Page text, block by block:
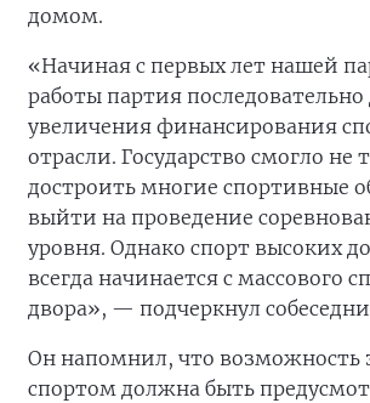
домом.
«Начиная с первых лет нашей
работы партия последовательно
увеличения финансирования
отрасли. Государство смогло не
достроить многие спортивные
выйти на проведение
уровня. Однако спорт высоких
всегда начинается с массового
двора», — подчеркнул
Он напомнил, что возможность
спортом должна быть